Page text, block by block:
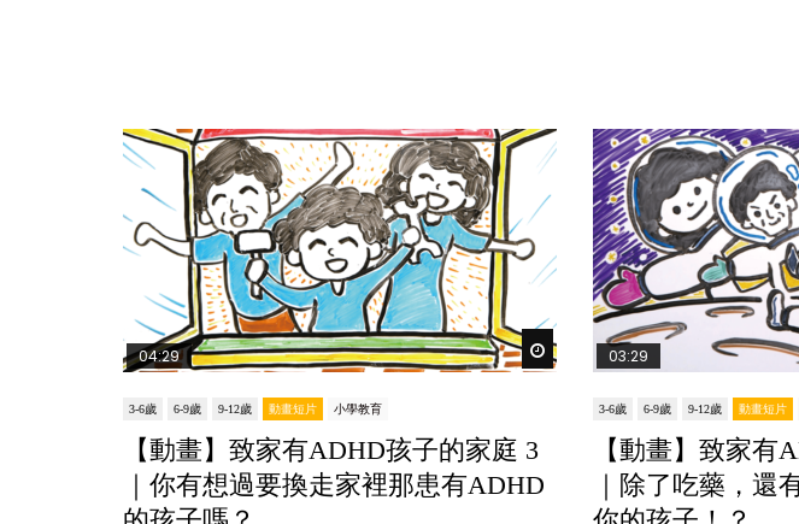
Watch Later
04:29
3-6歲 6-9歲 9-12歲 動畫短片 小學教育
【動畫】致家有ADHD孩子的家庭 3
｜你有想過要換走家裡那患有ADHD
03:29
3-6歲 6-9歲 9-12歲 動畫短片
【動畫】致家有
｜除了吃藥，還